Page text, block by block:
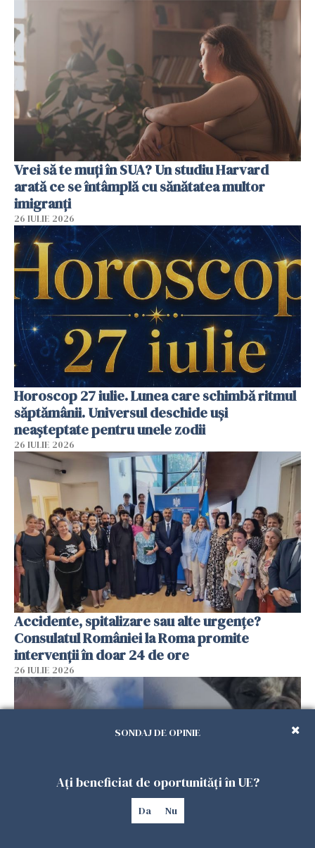
Vrei să te muți în SUA? Un studiu Harvard
arată ce se întâmplă cu sănătatea multor
imigranți
26 IULIE 2026
Horoscop 27 iulie. Lunea care schimbă ritmul
săptămânii. Universul deschide uși
neașteptate pentru unele zodii
26 IULIE 2026
Accidente, spitalizare sau alte urgențe?
Consulatul României la Roma promite
intervenții în doar 24 de ore
26 IULIE 2026
SONDAJ DE OPINIE
Ați beneficiat de oportunități în UE?
Da Nu